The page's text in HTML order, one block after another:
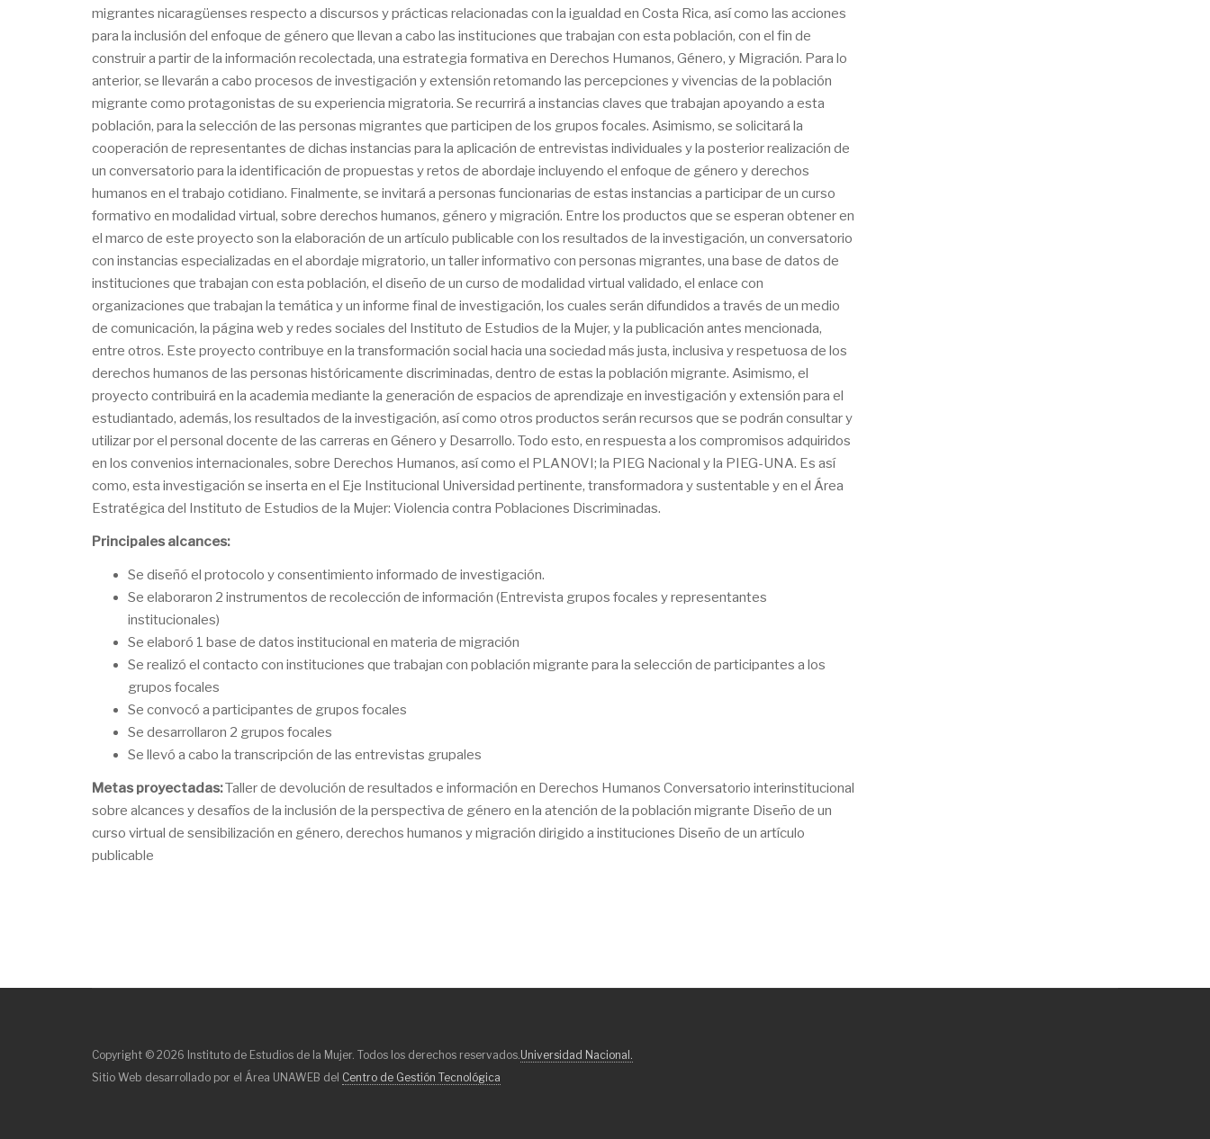
migrantes nicaragüenses respecto a discursos y prácticas relacionadas con la igualdad en Costa Rica, así como las acciones
para la inclusión del enfoque de género que llevan a cabo las instituciones que trabajan con esta población, con el fin de
construir a partir de la información recolectada, una estrategia formativa en Derechos Humanos, Género, y Migración. Para lo
anterior, se llevarán a cabo procesos de investigación y extensión retomando las percepciones y vivencias de la población
migrante como protagonistas de su experiencia migratoria. Se recurrirá a instancias claves que trabajan apoyando a esta
población, para la selección de las personas migrantes que participen de los grupos focales. Asimismo, se solicitará la
cooperación de representantes de dichas instancias para la aplicación de entrevistas individuales y la posterior realización de
un conversatorio para la identificación de propuestas y retos de abordaje incluyendo el enfoque de género y derechos
humanos en el trabajo cotidiano. Finalmente, se invitará a personas funcionarias de estas instancias a participar de un curso
formativo en modalidad virtual, sobre derechos humanos, género y migración. Entre los productos que se esperan obtener en
el marco de este proyecto son la elaboración de un artículo publicable con los resultados de la investigación, un conversatorio
con instancias especializadas en el abordaje migratorio, un taller informativo con personas migrantes, una base de datos de
instituciones que trabajan con esta población, el diseño de un curso de modalidad virtual validado, el enlace con
organizaciones que trabajan la temática y un informe final de investigación, los cuales serán difundidos a través de un medio
de comunicación, la página web y redes sociales del Instituto de Estudios de la Mujer, y la publicación antes mencionada,
entre otros. Este proyecto contribuye en la transformación social hacia una sociedad más justa, inclusiva y respetuosa de los
derechos humanos de las personas históricamente discriminadas, dentro de estas la población migrante. Asimismo, el
proyecto contribuirá en la academia mediante la generación de espacios de aprendizaje en investigación y extensión para el
estudiantado, además, los resultados de la investigación, así como otros productos serán recursos que se podrán consultar y
utilizar por el personal docente de las carreras en Género y Desarrollo. Todo esto, en respuesta a los compromisos adquiridos
en los convenios internacionales, sobre Derechos Humanos, así como el PLANOVI; la PIEG Nacional y la PIEG-UNA. Es así
como, esta investigación se inserta en el Eje Institucional Universidad pertinente, transformadora y sustentable y en el Área
Estratégica del Instituto de Estudios de la Mujer: Violencia contra Poblaciones Discriminadas.
Principales alcances:
Se diseñó el protocolo y consentimiento informado de investigación.
Se elaboraron 2 instrumentos de recolección de información (Entrevista grupos focales y representantes
institucionales)
Se elaboró 1 base de datos institucional en materia de migración
Se realizó el contacto con instituciones que trabajan con población migrante para la selección de participantes a los
grupos focales
Se convocó a participantes de grupos focales
Se desarrollaron 2 grupos focales
Se llevó a cabo la transcripción de las entrevistas grupales
Metas proyectadas:Taller de devolución de resultados e información en Derechos Humanos Conversatorio interinstitucional
sobre alcances y desafíos de la inclusión de la perspectiva de género en la atención de la población migrante Diseño de un
curso virtual de sensibilización en género, derechos humanos y migración dirigido a instituciones Diseño de un artículo
publicable
Copyright © 2026 Instituto de Estudios de la Mujer. Todos los derechos reservados.Universidad Nacional.
Sitio Web desarrollado por el Área UNAWEB del Centro de Gestión Tecnológica